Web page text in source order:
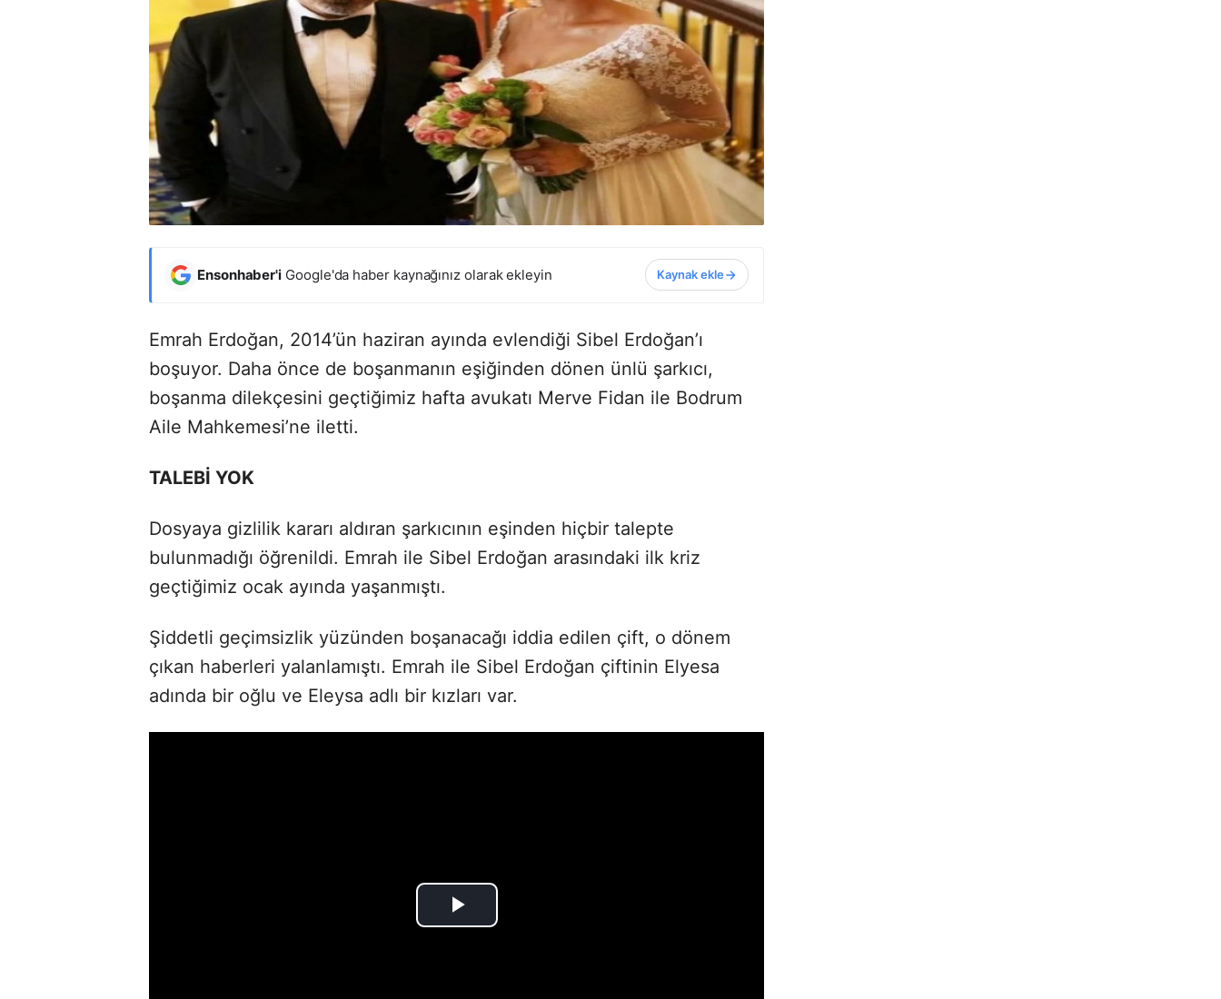
Ensonhaber'i Google'da haber kaynağınız olarak ekleyin Kaynak ekle
Emrah Erdoğan, 2014’ün haziran ayında evlendiği Sibel Erdoğan’ı
boşuyor. Daha önce de boşanmanın eşiğinden dönen ünlü şarkıcı,
boşanma dilekçesini geçtiğimiz hafta avukatı Merve Fidan ile Bodrum
Aile Mahkemesi’ne iletti.
TALEBİ YOK
Dosyaya gizlilik kararı aldıran şarkıcının eşinden hiçbir talepte
bulunmadığı öğrenildi. Emrah ile Sibel Erdoğan arasındaki ilk kriz
geçtiğimiz ocak ayında yaşanmıştı.
Şiddetli geçimsizlik yüzünden boşanacağı iddia edilen çift, o dönem
çıkan haberleri yalanlamıştı. Emrah ile Sibel Erdoğan çiftinin Elyesa
adında bir oğlu ve Eleysa adlı bir kızları var.